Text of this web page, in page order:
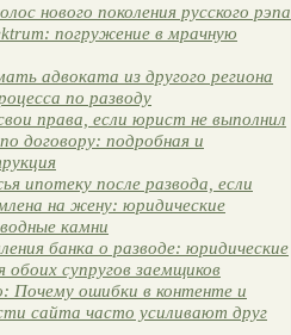
нового поколения русского рэпа
погружение в мрачную
адвоката из другого региона
по разводу
права, если юрист не выполнил
договору: подробная и
ипотеку после развода, если
на жену: юридические
камни
банка о разводе: юридические
обоих супругов заемщиков
Почему ошибки в контенте и
сайта часто усиливают друг